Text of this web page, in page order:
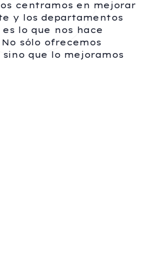
centramos en mejorar
y los departamentos
lo que nos hace
sólo ofrecemos
que lo mejoramos